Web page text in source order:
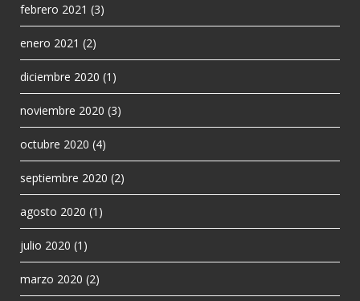
febrero 2021 (3)
enero 2021 (2)
diciembre 2020 (1)
noviembre 2020 (3)
octubre 2020 (4)
septiembre 2020 (2)
agosto 2020 (1)
julio 2020 (1)
marzo 2020 (2)